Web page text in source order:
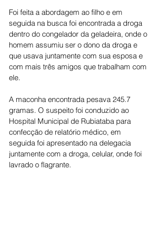
Foi feita a abordagem ao filho e em
seguida na busca foi encontrada a droga
dentro do congelador da geladeira, onde o
homem assumiu ser o dono da droga e
que usava juntamente com sua esposa e
com mais três amigos que trabalham com
ele.
A maconha encontrada pesava 245.7
gramas. O suspeito foi conduzido ao
Hospital Municipal de Rubiataba para
confecção de relatório médico, em
seguida foi apresentado na delegacia
juntamente com a droga, celular, onde foi
lavrado o flagrante.